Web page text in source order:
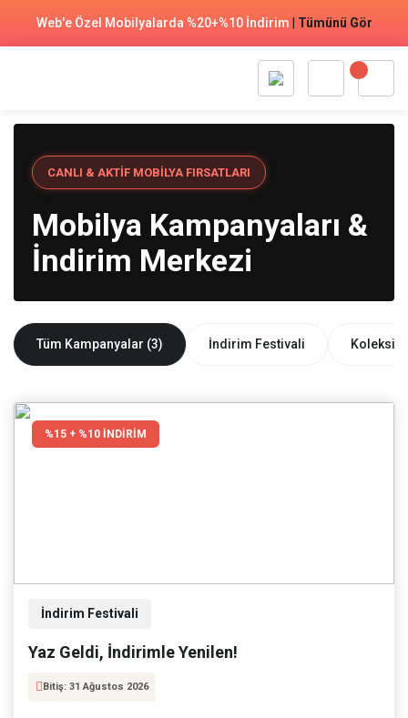
Web'e Özel Mobilyalarda %20+%10 İndirim Tümünü Gör
CANLI & AKTIF MOBILYA FIRSATLARI
Mobilya Kampanyaları &
İndirim Merkezi
Tüm Kampanyalar (3) İndirim Festivali
%15 + %10 İNDİRİM
İndirim Festivali
Yaz Geldi, İndirimle Yenilen!
Bitiş: 31 Ağustos 2026